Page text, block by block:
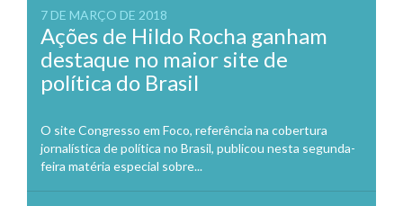
7 DE MARÇO DE 2018
Ações de Hildo Rocha ganham
destaque no maior site de
política do Brasil
O site Congresso em Foco, referência na cobertura
jornalística de política no Brasil, publicou nesta segunda-
feira matéria especial sobre...